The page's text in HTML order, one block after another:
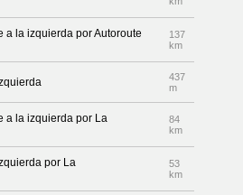
a la izquierda por Autoroute
137
km
437
m
a la izquierda por La
84
km
por La
53
km